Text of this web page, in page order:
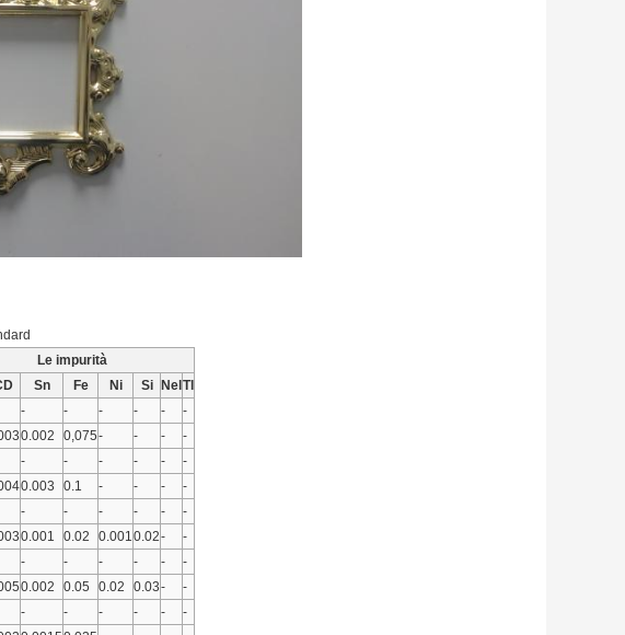
Le impurità
Sn Fe Ni Si Nel Tl
- - - - -
-
0.002 0,075- - -
-
- - - - -
-
0.003 0.1 - - -
-
- - - - -
-
0.001 0.02 0.0010.02-
-
- - - - -
-
0.002 0.05 0.02 0.03-
-
- - - - -
-